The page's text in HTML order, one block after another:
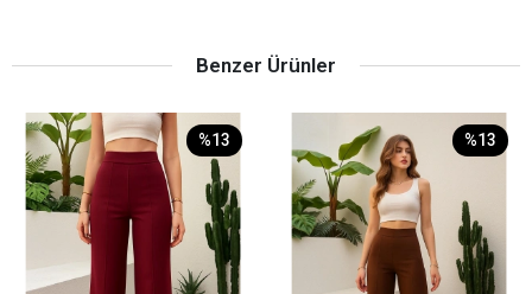
Benzer Ürünler
%13 %13